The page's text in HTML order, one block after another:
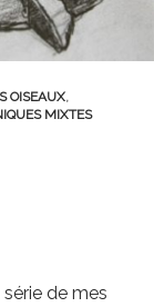
OISEAUX,
MIXTES
série de mes